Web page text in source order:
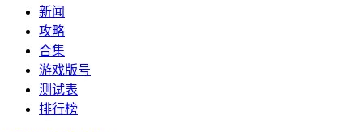
新闻
攻略
合集
游戏版号
测试表
排行榜